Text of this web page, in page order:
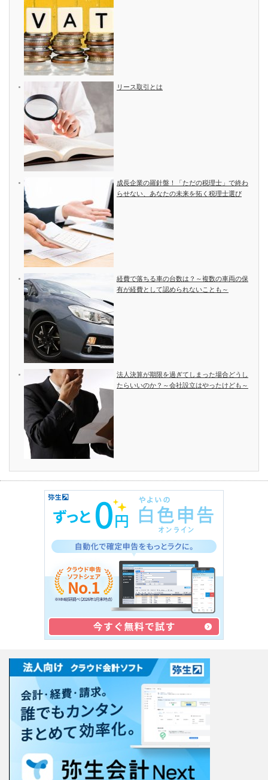
リース取引とは
成長企業の羅針盤！「ただの税理士」で終わ
らせない、あなたの未来を拓く税理士選び
経費で落ちる車の台数は？～複数の車両の保
有が経費として認められないことも～
法人決算が期限を過ぎてしまった場合どうし
たらいいのか？～会社設立はやったけども～